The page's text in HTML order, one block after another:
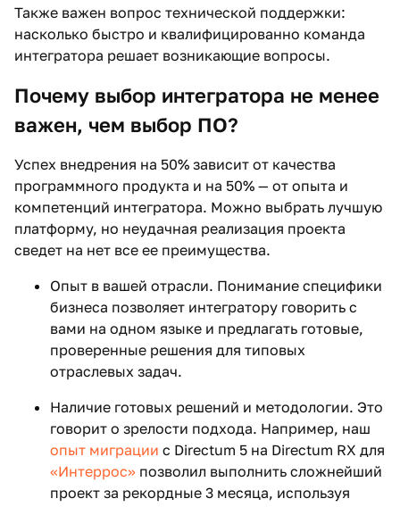
Также важен вопрос технической поддержки:
насколько быстро и квалифицированно команда
интегратора решает возникающие вопросы.
Почему выбор интегратора не менее
важен, чем выбор ПО?
Успех внедрения на 50% зависит от качества
программного продукта и на 50% — от опыта и
компетенций интегратора. Можно выбрать лучшую
платформу, но неудачная реализация проекта
сведет на нет все ее преимущества.
Опыт в вашей отрасли. Понимание специфики
бизнеса позволяет интегратору говорить с
вами на одном языке и предлагать готовые,
проверенные решения для типовых
отраслевых задач.
Наличие готовых решений и методологии. Это
говорит о зрелости подхода. Например, наш
опыт миграции с Directum 5 на Directum RX для
«Интеррос» позволил выполнить сложнейший
проект за рекордные 3 месяца, используя